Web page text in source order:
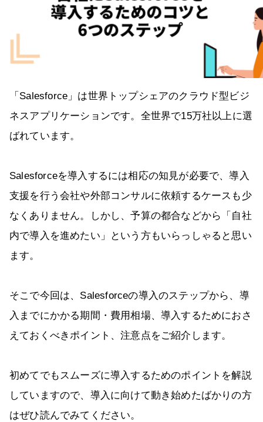
「Salesforce」は世界トップシェアのクラウド型ビジ
ネスアプリケーションです。全世界で15万社以上に選
ばれています。
Salesforceを導入するには相応の知見が必要で、導入
支援を行う会社や外部コンサルに依頼するケースも少
なくありません。しかし、予算の都合などから「自社
内で導入を進めたい」という方もいらっしゃると思い
ます。
そこで今回は、Salesforceの導入のステップから、導
入までにかかる期間・費用相場、導入するためにおさ
えておくべきポイント、注意点をご紹介します。
初めてでもスムーズに導入するためのポイントを解説
していますので、導入に向けて動き始めたばかりの方
はぜひ読んでみてください。